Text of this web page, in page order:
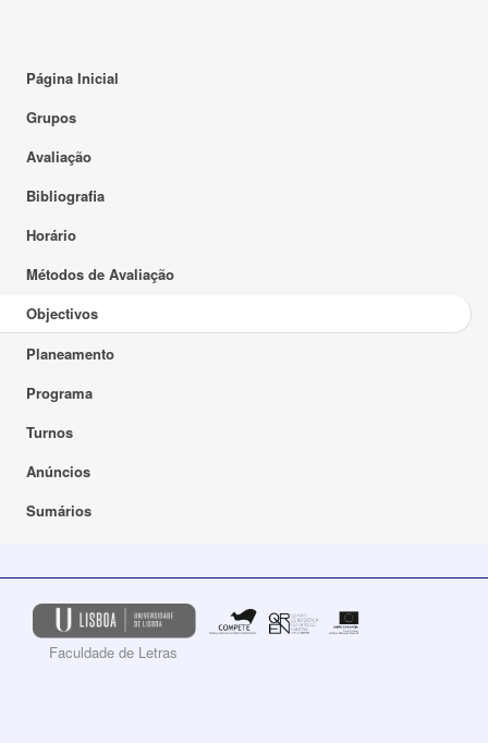
Página Inicial
Grupos
Avaliação
Bibliografia
Horário
Métodos de Avaliação
Objectivos
Planeamento
Programa
Turnos
Anúncios
Sumários
Faculdade de Letras